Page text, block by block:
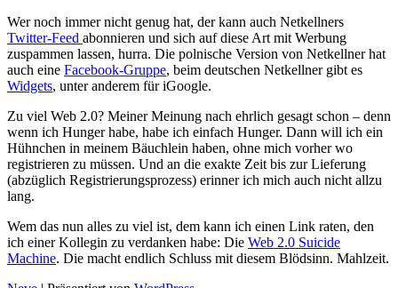
Wer noch immer nicht genug hat, der kann auch Netkellners
Twitter-Feed abonnieren und sich auf diese Art mit Werbung
zuspammen lassen, hurra. Die polnische Version von Netkellner hat
auch eine Facebook-Gruppe, beim deutschen Netkellner gibt es
Widgets, unter anderem für iGoogle.
Zu viel Web 2.0? Meiner Meinung nach ehrlich gesagt schon – denn
wenn ich Hunger habe, habe ich einfach Hunger. Dann will ich ein
Hühnchen in meinem Bäuchlein haben, ohne mich vorher wo
registrieren zu müssen. Und an die exakte Zeit bis zur Lieferung
(abzüglich Registrierungsprozess) erinner ich mich auch nicht allzu
lang.
Wem das nun alles zu viel ist, dem kann ich einen Link raten, den
ich einer Kollegin zu verdanken habe: Die Web 2.0 Suicide
Machine. Die macht endlich Schluss mit diesem Blödsinn. Mahlzeit.